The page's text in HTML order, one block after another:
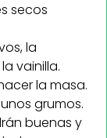
secos
la
vainilla.
la masa.
grumos.
buenas y